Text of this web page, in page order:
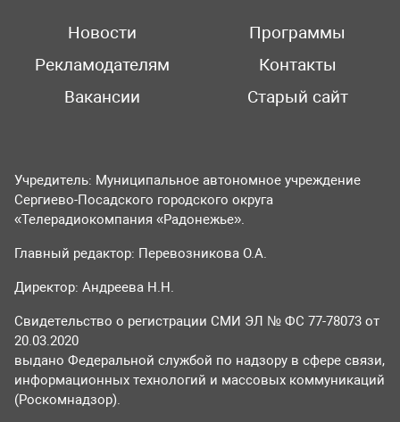
Новости
Программы
Рекламодателям
Контакты
Вакансии
Старый сайт
Учредитель: Муниципальное автономное учреждение
Сергиево-Посадского городского округа
«Телерадиокомпания «Радонежье».
Главный редактор: Перевозникова О.А.
Директор: Андреева Н.Н.
Свидетельство о регистрации СМИ ЭЛ № ФС 77-78073 от
20.03.2020
выдано Федеральной службой по надзору в сфере связи,
информационных технологий и массовых коммуникаций
(Роскомнадзор).